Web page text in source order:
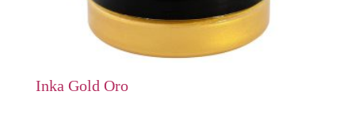
Inka Gold Oro